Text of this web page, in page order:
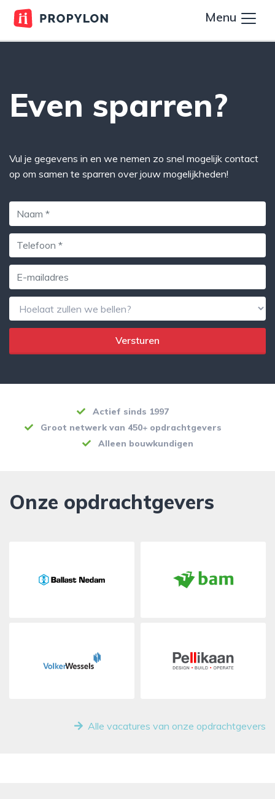
Menu
Even sparren?
Vul je gegevens in en we nemen zo snel mogelijk contact
op om samen te sparren over jouw mogelijkheden!
Versturen
Actief sinds 1997
Groot netwerk van 450+ opdrachtgevers
Alleen bouwkundigen
Onze opdrachtgevers
Alle vacatures van onze opdrachtgevers